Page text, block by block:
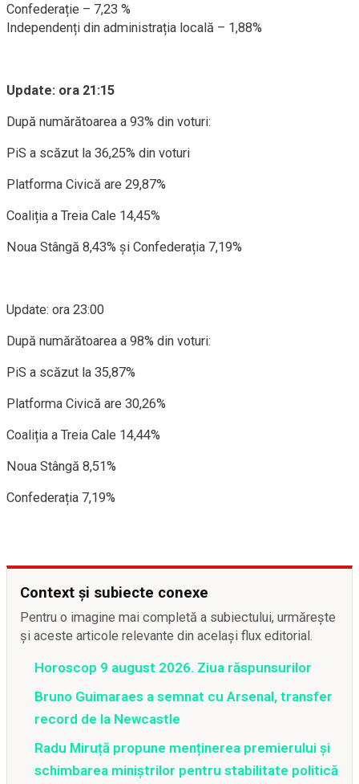
Confederație – 7,23 %
Independenți din administrația locală – 1,88%
Update: ora 21:15
După numărătoarea a 93% din voturi:
PiS a scăzut la 36,25% din voturi
Platforma Civică are 29,87%
Coaliția a Treia Cale 14,45%
Noua Stângă 8,43% și Confederația 7,19%
Update: ora 23:00
După numărătoarea a 98% din voturi:
PiS a scăzut la 35,87%
Platforma Civică are 30,26%
Coaliția a Treia Cale 14,44%
Noua Stângă 8,51%
Confederația 7,19%
Context și subiecte conexe
Pentru o imagine mai completă a subiectului, urmărește
și aceste articole relevante din același flux editorial.
Horoscop 9 august 2026. Ziua răspunsurilor
Bruno Guimaraes a semnat cu Arsenal, transfer
record de la Newcastle
Radu Miruță propune menținerea premierului și
schimbarea miniștrilor pentru stabilitate politică